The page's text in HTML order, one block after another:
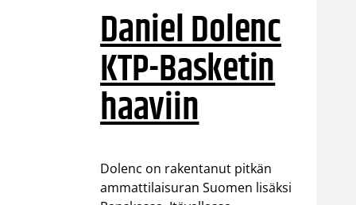
Daniel Dolenc
KTP-Basketin
haaviin
Dolenc on rakentanut pitkän
ammattilaisuran Suomen lisäksi